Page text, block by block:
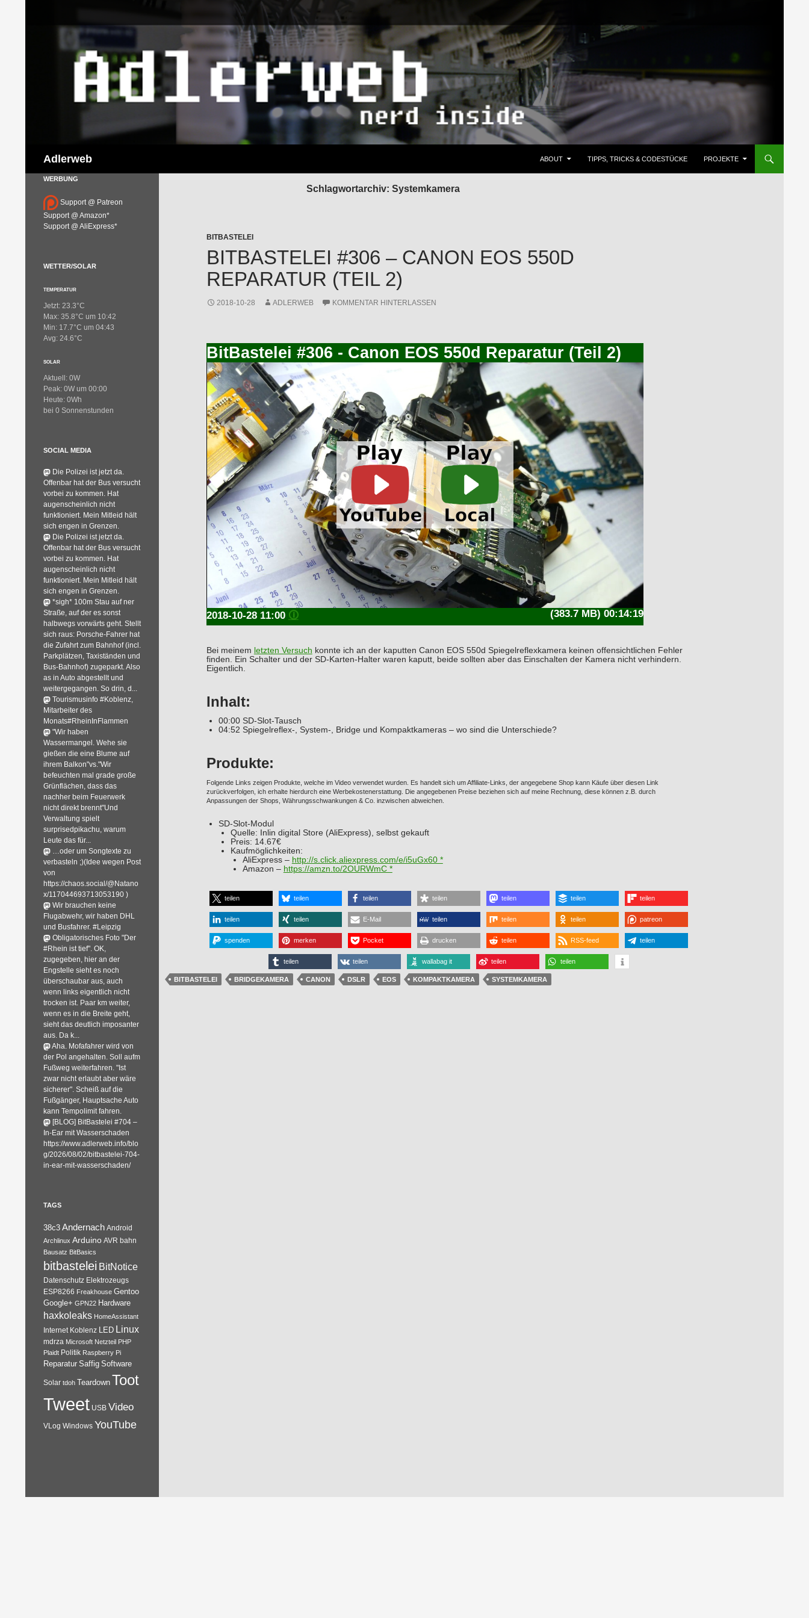
Adlerweb
ABOUT
TIPPS, TRICKS & CODESTÜCKE PROJEKTE
Schlagwortarchiv: Systemkamera
BITBASTELEI
BITBASTELEI #306 – CANON EOS 550D
REPARATUR (TEIL 2)
2018-10-28 ADLERWEB KOMMENTAR HINTERLASSEN
BitBastelei #306 - Canon EOS 550d Reparatur (Teil 2)
(383.7 MB) 00:14:19
2018-10-28 11:00 🛈
Bei meinem letzten Versuch konnte ich an der kaputten Canon EOS 550d Spiegelreflexkamera keinen offensichtlichen Fehler
finden. Ein Schalter und der SD-Karten-Halter waren kaputt, beide sollten aber das Einschalten der Kamera nicht verhindern.
Eigentlich.
Inhalt:
00:00 SD-Slot-Tausch
04:52 Spiegelreflex-, System-, Bridge und Kompaktkameras – wo sind die Unterschiede?
Produkte:
Folgende Links zeigen Produkte, welche im Video verwendet wurden. Es handelt sich um Affiliate-Links, der angegebene Shop kann Käufe über diesen Link
zurückverfolgen, ich erhalte hierdurch eine Werbekostenerstattung. Die angegebenen Preise beziehen sich auf meine Rechnung, diese können z.B. durch
Anpassungen der Shops, Währungsschwankungen & Co. inzwischen abweichen.
SD-Slot-Modul
Quelle: Inlin digital Store (AliExpress), selbst gekauft
Preis: 14.67€
Kaufmöglichkeiten:
AliExpress – http://s.click.aliexpress.com/e/i5uGx60 *
Amazon – https://amzn.to/2OURWmC *
teilen teilen teilen teilen teilen teilen teilen
teilen teilen E-Mail teilen teilen teilen patreon
spenden merken Pocket drucken teilen RSS-feed teilen
teilen teilen wallabag it teilen teilen
BITBASTELEI BRIDGEKAMERA CANON DSLR EOS KOMPAKTKAMERA SYSTEMKAMERA
WERBUNG
Support @ Patreon
Support @ Amazon*
Support @ AliExpress*
WETTER/SOLAR
TEMPERATUR
Jetzt: 23.3°C
Max: 35.8°C um 10:42
Min: 17.7°C um 04:43
Avg: 24.6°C
SOLAR
Aktuell: 0W
Peak: 0W um 00:00
Heute: 0Wh
bei 0 Sonnenstunden
SOCIAL MEDIA
Die Polizei ist jetzt da.
Offenbar hat der Bus versucht
vorbei zu kommen. Hat
augenscheinlich nicht
funktioniert. Mein Mitleid hält
sich engen in Grenzen.
Die Polizei ist jetzt da.
Offenbar hat der Bus versucht
vorbei zu kommen. Hat
augenscheinlich nicht
funktioniert. Mein Mitleid hält
sich engen in Grenzen.
*sigh* 100m Stau auf ner
Straße, auf der es sonst
halbwegs vorwärts geht. Stellt
sich raus: Porsche-Fahrer hat
die Zufahrt zum Bahnhof (incl.
Parkplätzen, Taxiständen und
Bus-Bahnhof) zugeparkt. Also
as in Auto abgestellt und
weitergegangen. So drin, d...
Tourismusinfo #Koblenz,
Mitarbeiter des
Monats#RheinInFlammen
"Wir haben
Wassermangel. Wehe sie
gießen die eine Blume auf
ihrem Balkon"vs."Wir
befeuchten mal grade große
Grünflächen, dass das
nachher beim Feuerwerk
nicht direkt brennt"Und
Verwaltung spielt
surprisedpikachu, warum
Leute das für...
…oder um Songtexte zu
verbasteln ;)(Idee wegen Post
von
https://chaos.social/@Natano
x/117044693713053190 )
Wir brauchen keine
Flugabwehr, wir haben DHL
und Busfahrer. #Leipzig
Obligatorisches Foto "Der
#Rhein ist tief". OK,
zugegeben, hier an der
Engstelle sieht es noch
überschaubar aus, auch
wenn links eigentlich nicht
trocken ist. Paar km weiter,
wenn es in die Breite geht,
sieht das deutlich imposanter
aus. Da k...
Aha. Mofafahrer wird von
der Pol angehalten. Soll aufm
Fußweg weiterfahren. "Ist
zwar nicht erlaubt aber wäre
sicherer". Scheiß auf die
Fußgänger, Hauptsache Auto
kann Tempolimit fahren.
[BLOG] BitBastelei #704 –
In-Ear mit Wasserschaden
https://www.adlerweb.info/blo
g/2026/08/02/bitbastelei-704-
in-ear-mit-wasserschaden/
TAGS
38c3 Andernach Android
Archlinux Arduino AVR bahn
Bausatz BitBasics
bitbastelei BitNotice
Datenschutz Elektrozeugs
ESP8266 Freakhouse Gentoo
Google+ GPN22 Hardware
haxkoleaks HomeAssistant
Internet Koblenz LED Linux
mdrza Microsoft Netzteil PHP
Plaidt Politik Raspberry Pi
Reparatur Saffig Software
Solar tdoh Teardown Toot
Tweet USB Video
VLog Windows YouTube